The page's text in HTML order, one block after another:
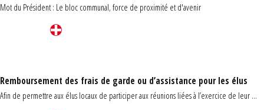
Mot du Président : Le bloc communal, force de proximité et d'avenir
Remboursement des frais de garde ou d’assistance pour les élus
Afin de permettre aux élus locaux de participer aux réunions liées à l’exercice de leur ...